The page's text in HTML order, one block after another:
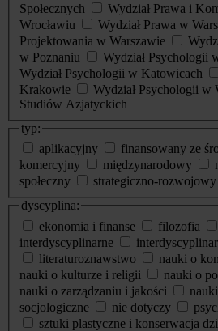
Społecznych
Wydział Prawa i
Wrocławiu
Wydział Prawa w
Projektowania w Warszawie
w Poznaniu
Wydział Psychologii
Wydział Psychologii w Katowicach
Krakowie
Wydział Psychologii w
Studiów Azjatyckich
typ:
aplikacyjny
finansowany ze
komercyjny
międzynarodowy
społeczny
strategiczno-rozwojowy
dyscyplina:
ekonomia i finanse
filozofia
interdyscyplinarne
literaturoznawstwo
nauki o
nauki o kulturze i religii
nauki o
nauki o zarządzaniu i jakości
socjologiczne
nie dotyczy
sztuki plastyczne i konserwacja